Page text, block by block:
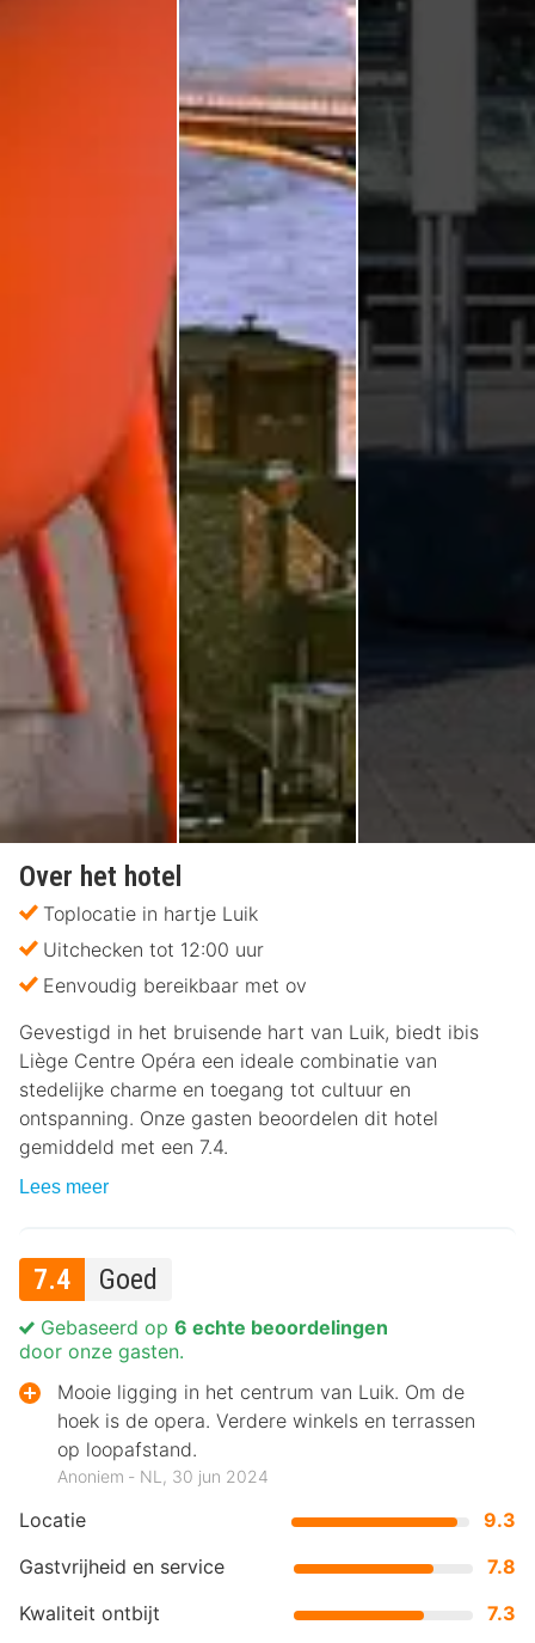
Over het hotel
Toplocatie in hartje Luik
Uitchecken tot 12:00 uur
Eenvoudig bereikbaar met ov
Gevestigd in het bruisende hart van Luik, biedt ibis
Liège Centre Opéra een ideale combinatie van
stedelijke charme en toegang tot cultuur en
ontspanning. Onze gasten beoordelen dit hotel
gemiddeld met een 7.4.
Lees meer
7.4 Goed
Locatie
9.3
Gastvrijheid en service
7.8
Kwaliteit ontbijt
7.3
Gebaseerd op 6 echte beoordelingen
door onze gasten.
Mooie ligging in het centrum van Luik. Om de
hoek is de opera. Verdere winkels en terrassen
op loopafstand.
Anoniem ‐ NL, 30 jun 2024